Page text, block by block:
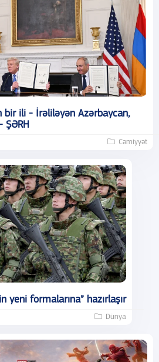
bir ili - İrəliləyən Azərbaycan,
ŞƏRH
Cəmiyyət
yeni formalarına” hazırlaşır
Dünya